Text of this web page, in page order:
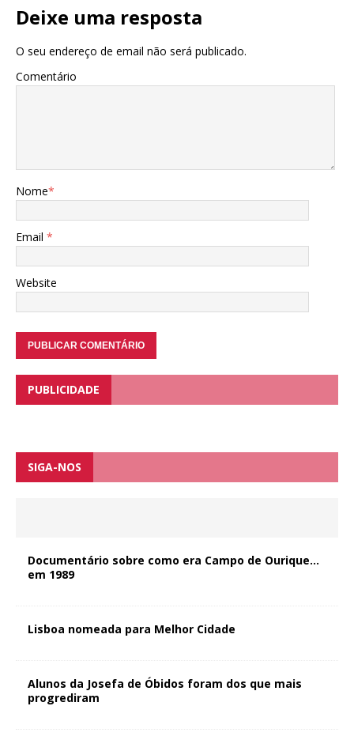
Deixe uma resposta
O seu endereço de email não será publicado.
Comentário
Nome*
Email *
Website
PUBLICIDADE
SIGA-NOS
Documentário sobre como era Campo de Ourique…
em 1989
Lisboa nomeada para Melhor Cidade
Alunos da Josefa de Óbidos foram dos que mais
progrediram